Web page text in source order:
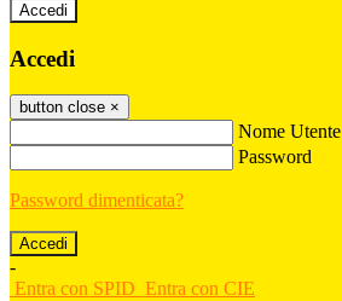
Accedi
Accedi
button close ×
Nome Utente
Password
Password dimenticata?
-
Entra con SPID Entra con CIE